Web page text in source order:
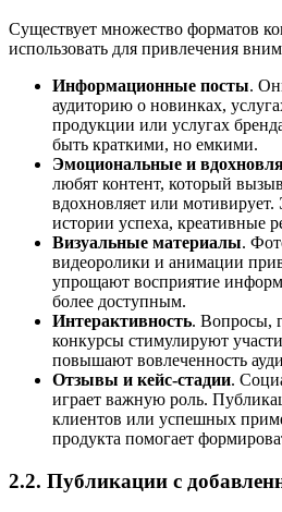
Существует множество форматов
использовать для привлечения
Информационные посты.
аудиторию о новинках,
продукции или услугах
быть краткими, но емкими.
Эмоциональные и
любят контент, который
вдохновляет или
истории успеха, креативные
Визуальные материалы.
видеоролики и анимации
упрощают восприятие
более доступным.
Интерактивность. Вопросы,
конкурсы стимулируют
повышают вовлеченность
Отзывы и кейс-стадии.
играет важную роль.
клиентов или успешных
продукта помогает
2.2. Публикации с